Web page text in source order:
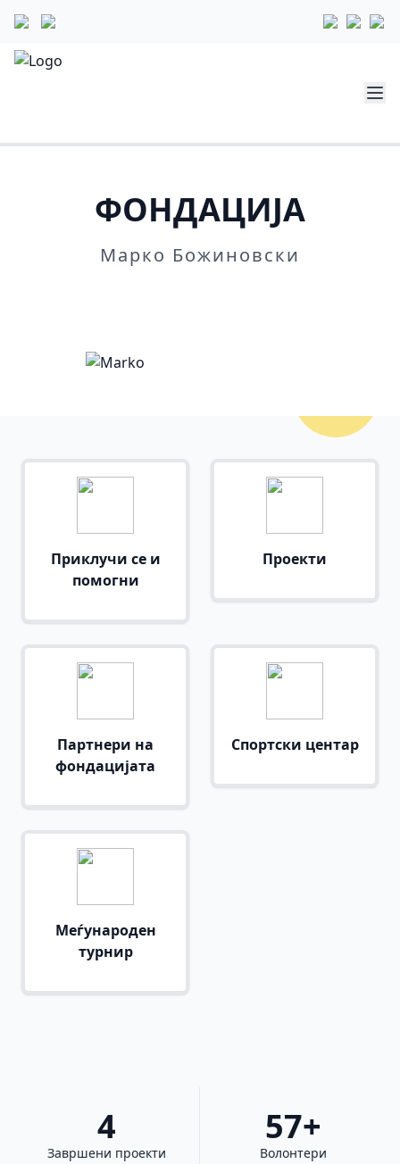
ФОНДАЦИЈА
Марко Божиновски
Приклучи се и
помогни
Проекти
Партнери на
фондацијата
Спортски центар
Меѓународен
турнир
4
Завршени проекти
57+
Волонтери